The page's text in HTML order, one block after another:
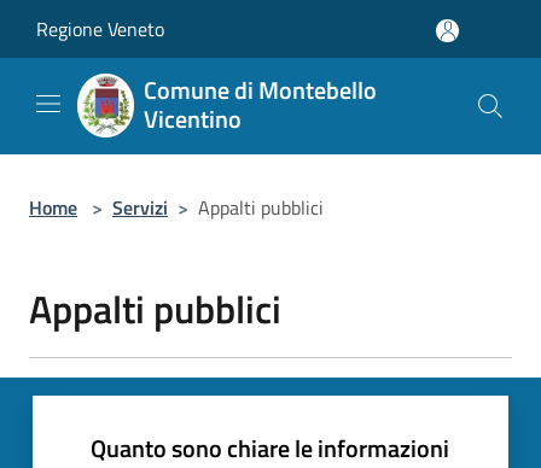
Regione Veneto
Comune di Montebello
Vicentino
Home > Servizi > Appalti pubblici
Appalti pubblici
Quanto sono chiare le informazioni